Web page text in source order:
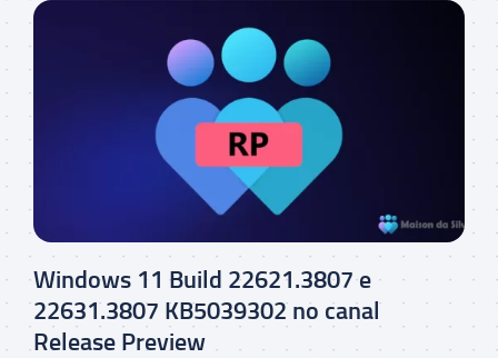
Windows 11 Build 22621.3807 e
22631.3807 KB5039302 no canal
Release Preview